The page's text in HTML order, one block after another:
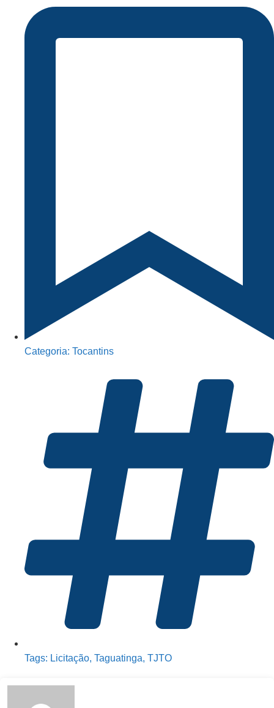
Categoria: Tocantins
Tags: Licitação, Taguatinga, TJTO